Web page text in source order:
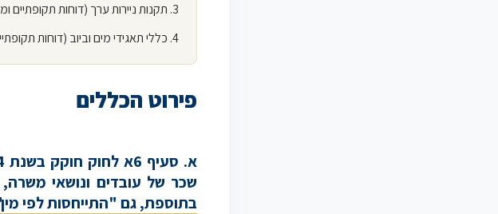
3. תקנות ניירות ערך (דוחות תקופתיים ומיידים), התש"ל-1970 – סעיף 21;
4. כללי תאגידי מים וביוב (דוחות תקופתיים ומיידים), התש"ע-2010 – סעיף 11(5).
פירוט הכללים
שכר של עובדים ונושאי
בתוספת, גם "התייחסות לפי